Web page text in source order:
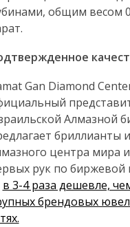
общим весом
Gan Diamond
Алмазной
бриллианты
центра мира
рук по биржевой
в 3-4 раза дешевле,
брендовых